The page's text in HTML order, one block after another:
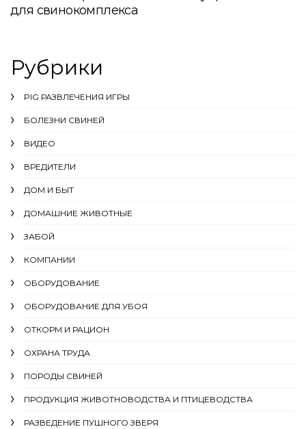
для свинокомплекса
Рубрики
PIG РАЗВЛЕЧЕНИЯ ИГРЫ
БОЛЕЗНИ СВИНЕЙ
ВИДЕО
ВРЕДИТЕЛИ
ДОМ И БЫТ
ДОМАШНИЕ ЖИВОТНЫЕ
ЗАБОЙ
КОМПАНИИ
ОБОРУДОВАНИЕ
ОБОРУДОВАНИЕ ДЛЯ УБОЯ
ОТКОРМ И РАЦИОН
ОХРАНА ТРУДА
ПОРОДЫ СВИНЕЙ
ПРОДУКЦИЯ ЖИВОТНОВОДСТВА И ПТИЦЕВОДСТВА
РАЗВЕДЕНИЕ ПУШНОГО ЗВЕРЯ